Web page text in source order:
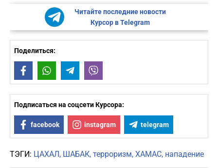
Читайте последние новости
Курсор в Telegram
Поделиться:
FacebookWhatsAppTelegram
Подписаться на соцсети Курсора:
facebook instagram telegram
ТЭГИ: ЦАХАЛ ШАБАК терроризм ХАМАС нападение